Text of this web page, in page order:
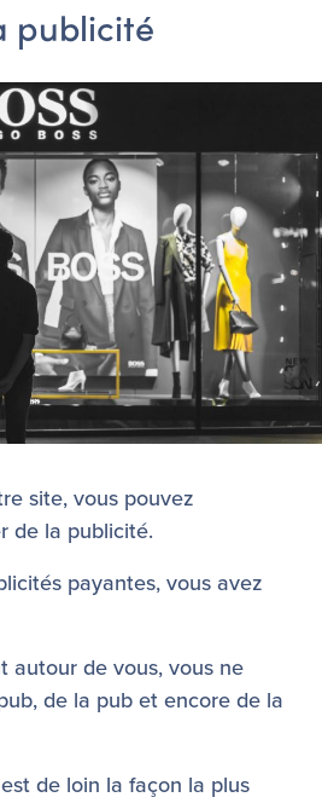
publicité
site, vous pouvez
de la publicité.
payantes, vous avez
autour de vous, vous ne
de la pub et encore de la
de loin la façon la plus